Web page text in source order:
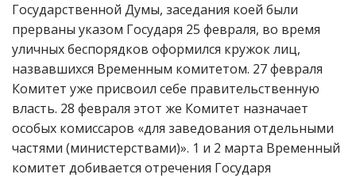
Государственной Думы, заседания коей были
прерваны указом Государя 25 февраля, во время
уличных беспорядков оформился кружок лиц,
назвавшихся Временным комитетом. 27 февраля
Комитет уже присвоил себе правительственную
власть. 28 февраля этот же Комитет назначает
особых комиссаров «для заведования отдельными
частями (министерствами)». 1 и 2 марта Временный
комитет добивается отречения Государя